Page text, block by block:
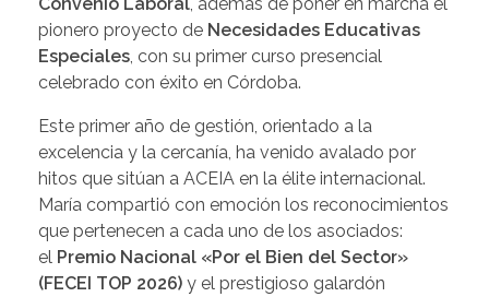
pionero proyecto de Necesidades Educativas
Especiales, con su primer curso presencial
celebrado con éxito en Córdoba.
Este primer año de gestión, orientado a la
excelencia y la cercanía, ha venido avalado por
hitos que sitúan a ACEIA en la élite internacional.
María compartió con emoción los reconocimientos
que pertenecen a cada uno de los asociados:
el Premio Nacional «Por el Bien del Sector»
(FECEI TOP 2026) y el prestigioso galardón